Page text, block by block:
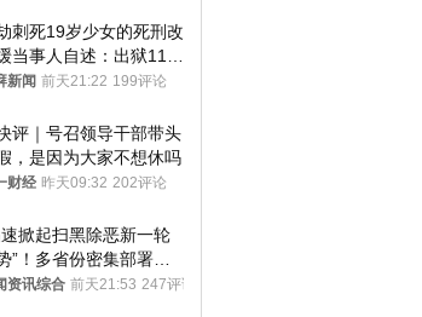
刺死19岁少女的死刑改
当事人自述：出狱11年
终刻意躲避被害人家属
新闻 前天21:22 199评论
评｜号召领导干部带头
，是因为大家不想休吗
财经 昨天09:32 202评论
速掀起扫黑除恶新一轮
”！多省份密集部署，
举报方式
资讯综合 前天21:53 247评论